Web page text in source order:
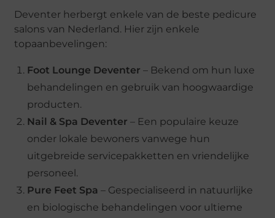
Deventer herbergt enkele van de beste pedicure
salons van Nederland. Hier zijn enkele
topaanbevelingen:
Foot Lounge Deventer – Bekend om hun luxe
behandelingen en gebruik van hoogwaardige
producten.
Nail & Spa Deventer – Een populaire keuze
onder lokale bewoners vanwege hun
uitgebreide servicepakketten en vriendelijke
personeel.
Pure Feet Spa – Gespecialiseerd in natuurlijke
en biologische behandelingen voor ultieme